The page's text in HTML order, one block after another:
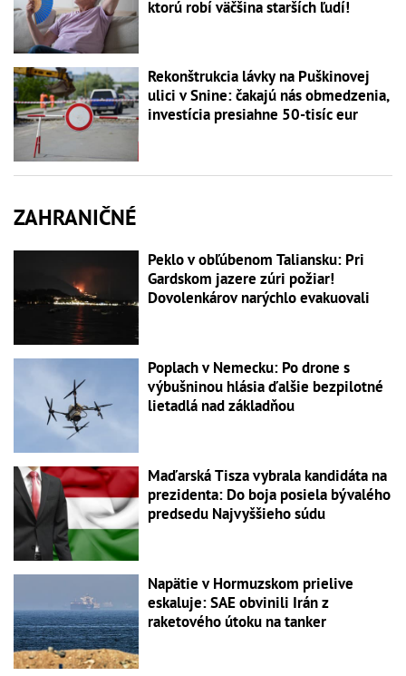
ktorú robí väčšina starších ľudí!
Rekonštrukcia lávky na Puškinovej
ulici v Snine: čakajú nás obmedzenia,
investícia presiahne 50-tisíc eur
ZAHRANIČNÉ
Peklo v obľúbenom Taliansku: Pri
Gardskom jazere zúri požiar!
Dovolenkárov narýchlo evakuovali
Poplach v Nemecku: Po drone s
výbušninou hlásia ďalšie bezpilotné
lietadlá nad základňou
Maďarská Tisza vybrala kandidáta na
prezidenta: Do boja posiela bývalého
predsedu Najvyššieho súdu
Napätie v Hormuzskom prielive
eskaluje: SAE obvinili Irán z
raketového útoku na tanker